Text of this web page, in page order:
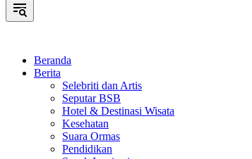
Beranda
Berita
Selebriti dan Artis
Seputar BSB
Hotel & Destinasi Wisata
Kesehatan
Suara Ormas
Pendidikan